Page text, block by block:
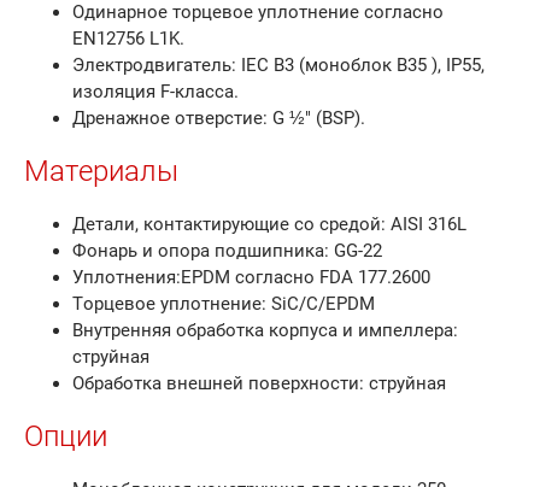
Одинарное торцевое уплотнение согласно
EN12756 L1K.
Электродвигатель: IEC B3 (моноблок B35 ), IP55,
изоляция F-класса.
Дренажное отверстие: G ½" (BSP).
Материалы
Детали, контактирующие со средой: AISI 316L
Фонарь и опора подшипника: GG-22
Уплотнения:EPDM согласно FDA 177.2600
Торцевое уплотнение: SiC/C/EPDM
Внутренняя обработка корпуса и импеллера:
струйная
Обработка внешней поверхности: струйная
Опции